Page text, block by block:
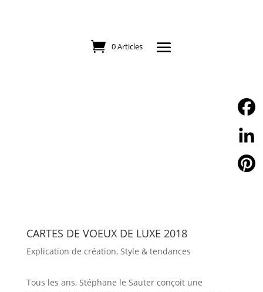
0 Articles
CARTES DE VOEUX DE LUXE 2018
Explication de création, Style & tendances
Tous les ans, Stéphane le Sauter conçoit une